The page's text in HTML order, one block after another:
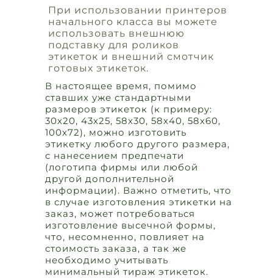
При использовании принтеров
начального класса вы можете
использовать внешнюю
подставку для роликов
этикеток и внешний смотчик
готовых этикеток.
В настоящее время, помимо
ставших уже стандартными
размеров этикеток (к примеру:
30х20, 43х25, 58х30, 58х40, 58х60,
100х72), можно изготовить
этикетку любого другого размера,
с нанесением предпечати
(логотипа фирмы или любой
другой дополнительной
информации). Важно отметить, что
в случае изготовления этикетки на
заказ, может потребоваться
изготовление высечной формы,
что, несомненно, повлияет на
стоимость заказа, а так же
необходимо учитывать
минимальный тираж этикеток.